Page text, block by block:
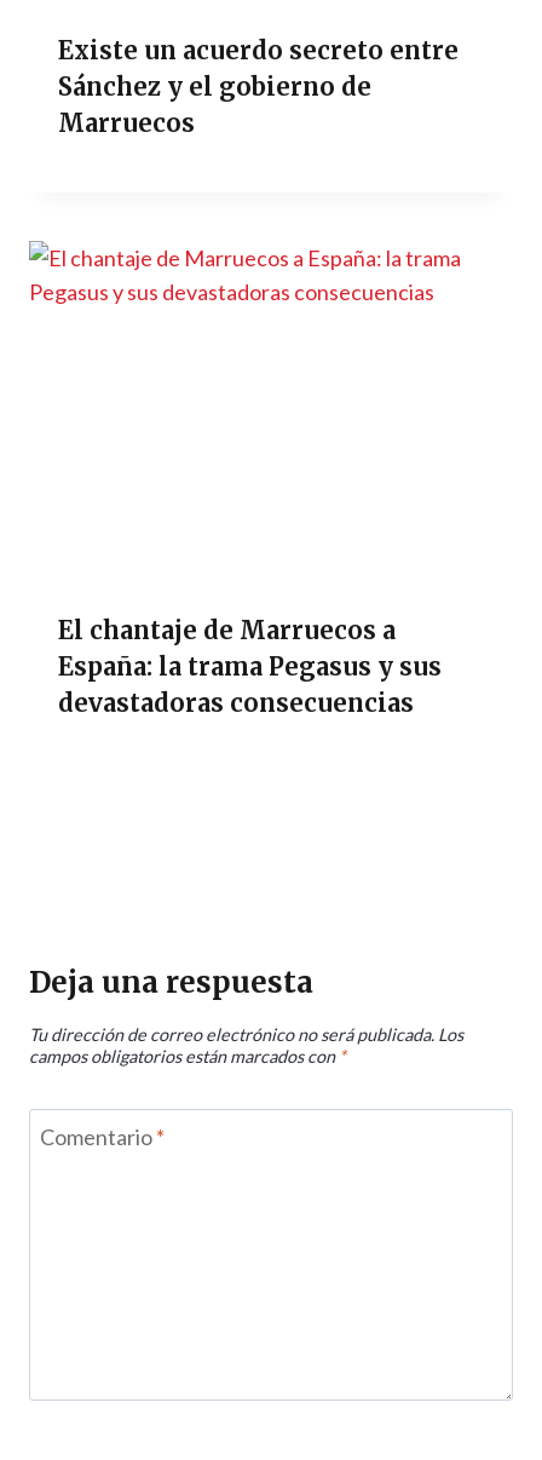
Existe un acuerdo secreto entre
Sánchez y el gobierno de
Marruecos
El chantaje de Marruecos a
España: la trama Pegasus y sus
devastadoras consecuencias
Deja una respuesta
Tu dirección de correo electrónico no será publicada. Los
campos obligatorios están marcados con *
Comentario*